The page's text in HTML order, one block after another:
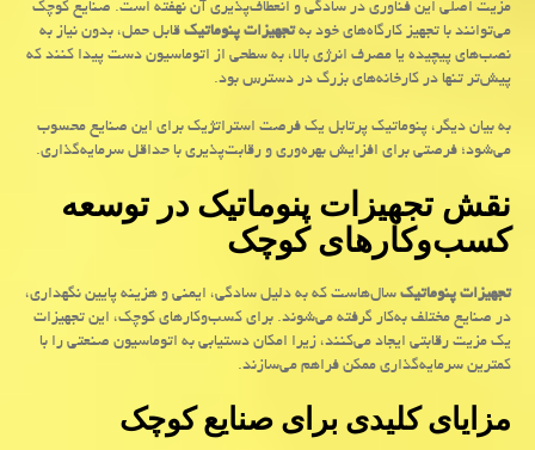
مزیت اصلی این فناوری در سادگی و انعطاف‌پذیری آن نهفته است. صنایع کوچک
می‌توانند با تجهیز کارگاه‌های خود بهتجهیزات پنوماتیکقابل حمل، بدون نیاز به
نصب‌های پیچیده یا مصرف انرژی بالا، به سطحی از اتوماسیون دست پیدا کنند که
پیش‌تر تنها در کارخانه‌های بزرگ در دسترس بود.
به بیان دیگر، پنوماتیک پرتابل یک فرصت استراتژیک برای این صنایع محسوب
می‌شود؛ فرصتی برای افزایش بهره‌وری و رقابت‌پذیری با حداقل سرمایه‌گذاری.
نقش تجهیزات پنوماتیک در توسعه
کسب‌وکارهای کوچک
تجهیزات پنوماتیکسال‌هاست که به دلیل سادگی، ایمنی و هزینه پایین نگهداری،
در صنایع مختلف به‌کار گرفته می‌شوند. برای کسب‌وکارهای کوچک، این تجهیزات
یک مزیت رقابتی ایجاد می‌کنند، زیرا امکان دستیابی به اتوماسیون صنعتی را با
کمترین سرمایه‌گذاری ممکن فراهم می‌سازند.
مزایای کلیدی برای صنایع کوچک